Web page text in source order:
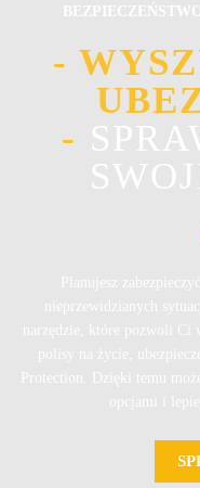
-
-
Planujesz
nieprzewidzianych
narzędzie, które pozwoli
polisy na życie,
Protection. Dzięki temu
opcjami i